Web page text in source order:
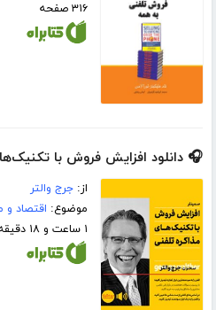
۳۱۶ صفحه
🎧 دانلود افزایش فروش با
از:جرج والتر
موضوع: اقتصاد و
۱ ساعت و ۱۸ دقیقه